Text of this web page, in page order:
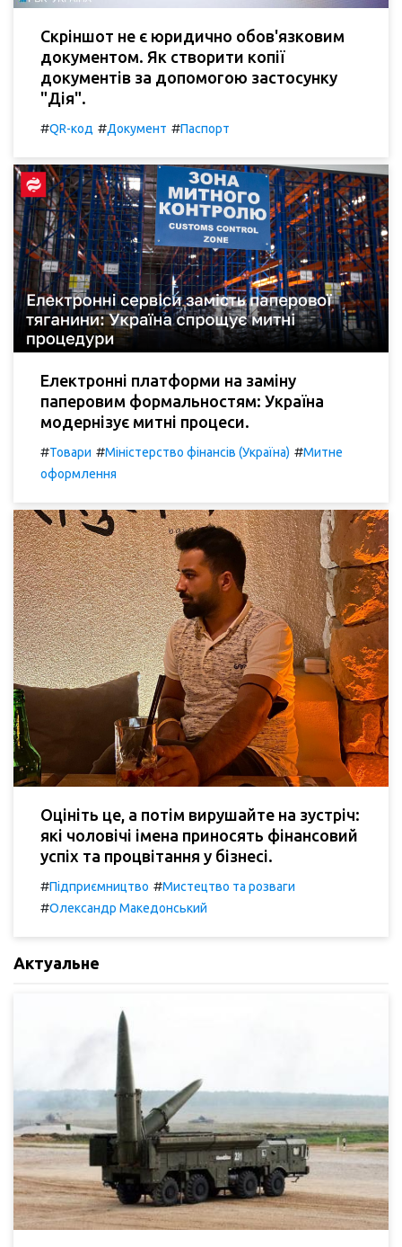
Скріншот не є юридично обов'язковим
документом. Як створити копії
документів за допомогою застосунку
"Дія".
#QR-код #Документ #Паспорт
Електронні платформи на заміну
паперовим формальностям: Україна
модернізує митні процеси.
#Товари #Міністерство фінансів (Україна) #Митне
оформлення
Оцініть це, а потім вирушайте на зустріч:
які чоловічі імена приносять фінансовий
успіх та процвітання у бізнесі.
#Підприємництво #Мистецтво та розваги
#Олександр Македонський
Актуальне